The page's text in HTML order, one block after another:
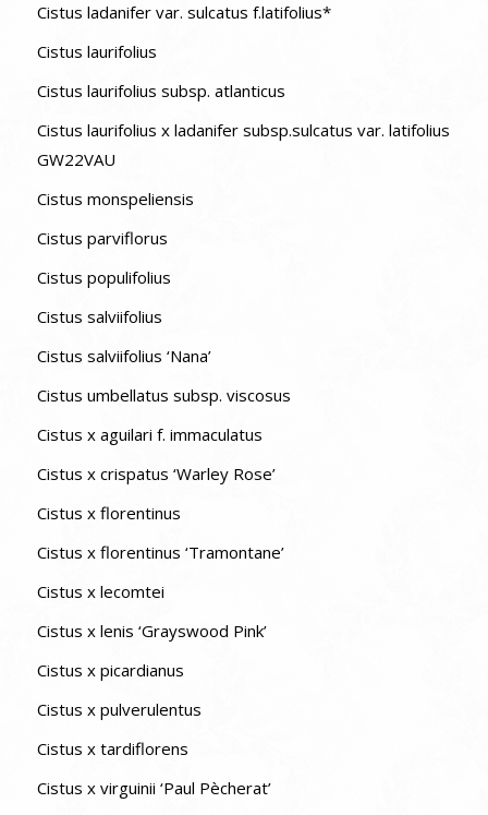
Cistus ladanifer var. sulcatus f.latifolius*
Cistus laurifolius
Cistus laurifolius subsp. atlanticus
Cistus laurifolius x ladanifer subsp.sulcatus var. latifolius
GW22VAU
Cistus monspeliensis
Cistus parviflorus
Cistus populifolius
Cistus salviifolius
Cistus salviifolius ‘Nana’
Cistus umbellatus subsp. viscosus
Cistus x aguilari f. immaculatus
Cistus x crispatus ‘Warley Rose’
Cistus x florentinus
Cistus x florentinus ‘Tramontane’
Cistus x lecomtei
Cistus x lenis ‘Grayswood Pink’
Cistus x picardianus
Cistus x pulverulentus
Cistus x tardiflorens
Cistus x virguinii ‘Paul Pècherat’